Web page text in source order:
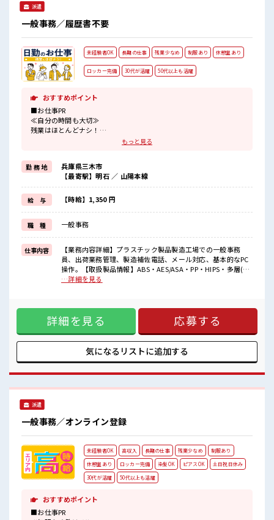
派遣
一般事務／履歴書不要
未経験者OK 長期の仕事 残業少なめ 制服あり 休憩室あり
ロッカー完備 30代が活躍 50代以上も活躍
おすすめポイント
■お仕事PR
≪自分の時間も大切≫
残業はほとんどナシ！
場合によってはお願いすることもあります♪
制服があるので、
毎日の服装の悩み解消♪
≪未経験OKの仕事≫
新しいことにチャレンジするのは不安だけど、
しっかり働く環境が整っています！
イチからスキルUP・ステップUP目指していきましょう！
≪自分に向いている仕事が探せる≫
困った事などがあれば、
担当がしっかりサポートします！
■職場の雰囲気
仕事の合間の息抜きは休憩室で♪
ロッカーあり！
プライベートも謳歌できる☆
もっと見る
勤 務 地
兵庫県三木市
【最寄駅】明石 ／ 山陽本線
給 与 【時給】1,350 円
職 種 一般事務
仕事内容
【業務内容詳細】プラスチック製品製造工場での一般事務
員、出荷業務管理、製造補佐電話、メール対応、基本的なPC
操作。【取扱製品情報】ABS・AES/ASA・PP・HIPS・多層(2
～3層)・プリントシート等、真空成形、その他製作加工 ■お
服があるので、 毎日の服装の悩み解消♪ ≪未経験OKの仕事
≫ 新しいことにチャレンジするのは不安だけど、 しっかり働
く環境が整っています！ イチからスキルUP・ステップUP目
指していきましょう！ ≪自分に向いている仕事が探せる≫ 困
った事などがあれば、 担当がしっかりサポートします！ ■職
場の雰囲気 仕事の合間の息抜きは休憩室で♪ ロッカーあり！
も謳歌できる☆
…詳細を見る
詳細を見る 応募する
気になるリストに追加する
派遣
一般事務／オンライン登録
未経験者OK 高収入 長期の仕事 残業少なめ
制服あり
休憩室あり
ロッカー完備 染髪OK ピアスOK
土日祝日休み
30代が活躍
50代以上も活躍
おすすめポイント
■お仕事PR